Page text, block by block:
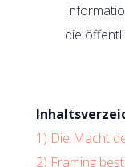
die
1) Die Macht
2) Framing